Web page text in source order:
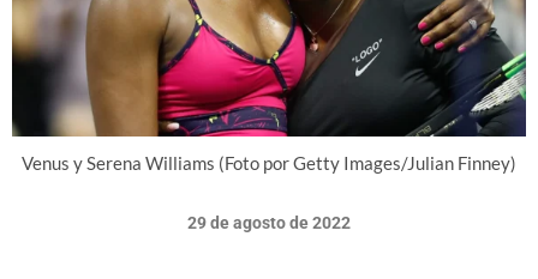
Venus y Serena Williams (Foto por Getty Images/Julian Finney)
29 de agosto de 2022